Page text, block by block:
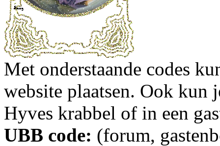
Met onderstaande codes
website plaatsen. Ook kun
Hyves krabbel of in een
UBB code: (forum,